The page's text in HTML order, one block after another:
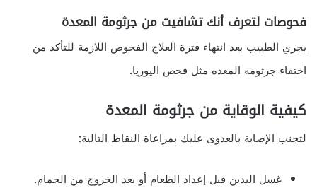
فحوصات لتعرف أنك تشافيت من جرثومة المعدة
يجري الطبيب بعد انتهاء فترة العلاج الفحوص اللازمة للتأكد من
اختفاء جرثومة المعدة مثل فحص اليوريا.
كيفية الوقاية من جرثومة المعدة
لتجنب الإصابة بالعدوى عليك بمراعاة النقاط التالية:
غسل اليدين قبل إعداد الطعام أو بعد الخروج من الحمام.